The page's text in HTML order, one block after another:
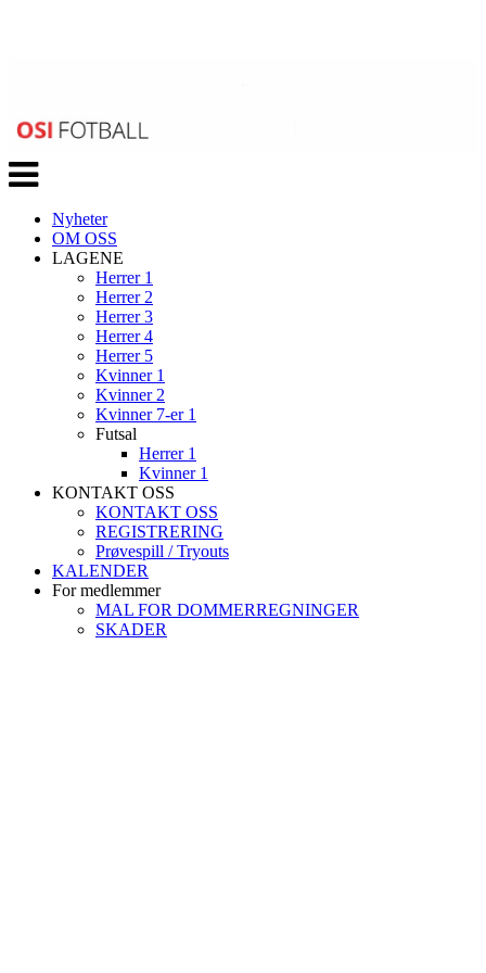
Veksle
navigasjon
Nyheter
OM OSS
LAGENE
Herrer 1
Herrer 2
Herrer 3
Herrer 4
Herrer 5
Kvinner 1
Kvinner 2
Kvinner 7-er 1
Futsal
Herrer 1
Kvinner 1
KONTAKT OSS
KONTAKT OSS
REGISTRERING
Prøvespill / Tryouts
KALENDER
For medlemmer
MAL FOR DOMMERREGNINGER
SKADER